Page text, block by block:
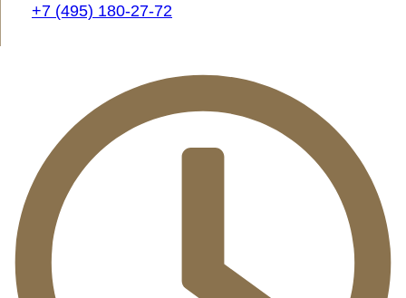
+7 (495) 180-27-72